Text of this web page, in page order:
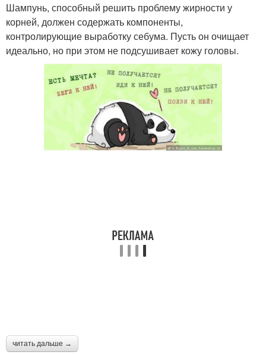
Шампунь, способный решить проблему жирности у
корней, должен содержать компоненты,
контролирующие выработку себума. Пусть он очищает
идеально, но при этом не подсушивает кожу головы.
читать дальше →